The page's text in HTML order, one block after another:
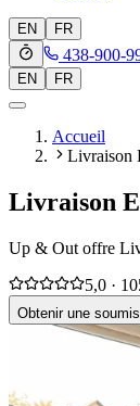
EN FR
438-900-
EN
FR
Accueil
Livraison
Livraison
Up & Out offre
5,0 ·
Obtenir une